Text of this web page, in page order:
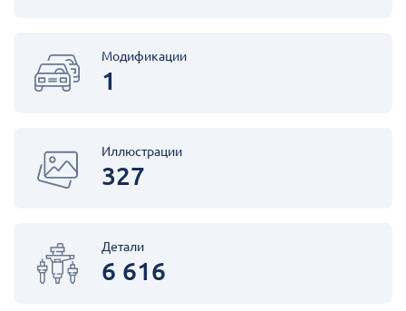
Модификации
1
Иллюстрации
327
Детали
6 616